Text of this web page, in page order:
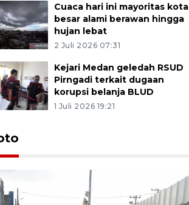
Cuaca hari ini mayoritas kota
besar alami berawan hingga
hujan lebat
2 Juli 2026 07:31
Kejari Medan geledah RSUD
Pirngadi terkait dugaan
korupsi belanja BLUD
1 Juli 2026 19:21